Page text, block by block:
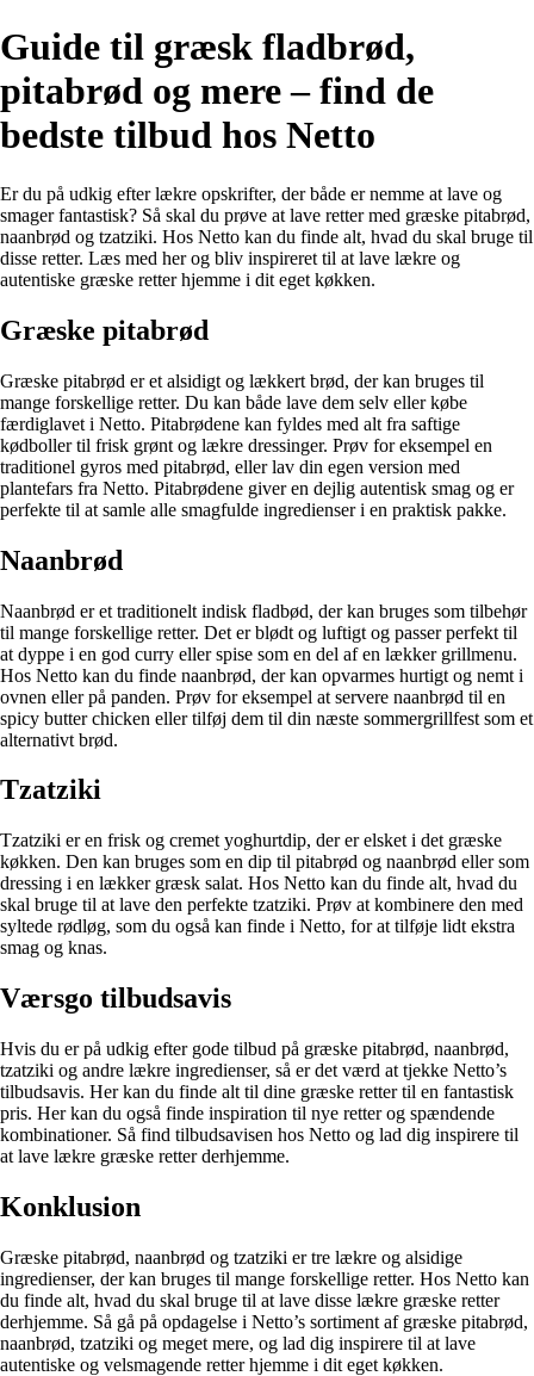
Guide til græsk fladbrød,
pitabrød og mere – find de
bedste tilbud hos Netto
Er du på udkig efter lækre opskrifter, der både er nemme at lave og
smager fantastisk? Så skal du prøve at lave retter med græske pitabrød,
naanbrød og tzatziki. Hos Netto kan du finde alt, hvad du skal bruge til
disse retter. Læs med her og bliv inspireret til at lave lækre og
autentiske græske retter hjemme i dit eget køkken.
Græske pitabrød
Græske pitabrød er et alsidigt og lækkert brød, der kan bruges til
mange forskellige retter. Du kan både lave dem selv eller købe
færdiglavet i Netto. Pitabrødene kan fyldes med alt fra saftige
kødboller til frisk grønt og lækre dressinger. Prøv for eksempel en
traditionel gyros med pitabrød, eller lav din egen version med
plantefars fra Netto. Pitabrødene giver en dejlig autentisk smag og er
perfekte til at samle alle smagfulde ingredienser i en praktisk pakke.
Naanbrød
Naanbrød er et traditionelt indisk fladbød, der kan bruges som tilbehør
til mange forskellige retter. Det er blødt og luftigt og passer perfekt til
at dyppe i en god curry eller spise som en del af en lækker grillmenu.
Hos Netto kan du finde naanbrød, der kan opvarmes hurtigt og nemt i
ovnen eller på panden. Prøv for eksempel at servere naanbrød til en
spicy butter chicken eller tilføj dem til din næste sommergrillfest som et
alternativt brød.
Tzatziki
Tzatziki er en frisk og cremet yoghurtdip, der er elsket i det græske
køkken. Den kan bruges som en dip til pitabrød og naanbrød eller som
dressing i en lækker græsk salat. Hos Netto kan du finde alt, hvad du
skal bruge til at lave den perfekte tzatziki. Prøv at kombinere den med
syltede rødløg, som du også kan finde i Netto, for at tilføje lidt ekstra
smag og knas.
Værsgo tilbudsavis
Hvis du er på udkig efter gode tilbud på græske pitabrød, naanbrød,
tzatziki og andre lækre ingredienser, så er det værd at tjekke Netto’s
tilbudsavis. Her kan du finde alt til dine græske retter til en fantastisk
pris. Her kan du også finde inspiration til nye retter og spændende
kombinationer. Så find tilbudsavisen hos Netto og lad dig inspirere til
at lave lækre græske retter derhjemme.
Konklusion
Græske pitabrød, naanbrød og tzatziki er tre lækre og alsidige
ingredienser, der kan bruges til mange forskellige retter. Hos Netto kan
du finde alt, hvad du skal bruge til at lave disse lækre græske retter
derhjemme. Så gå på opdagelse i Netto’s sortiment af græske pitabrød,
naanbrød, tzatziki og meget mere, og lad dig inspirere til at lave
autentiske og velsmagende retter hjemme i dit eget køkken.